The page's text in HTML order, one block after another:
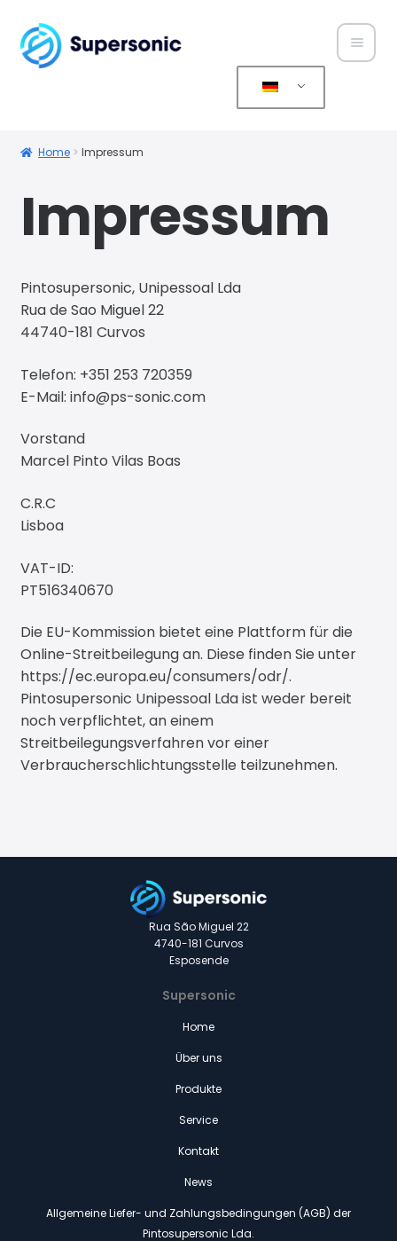
Home Impressum
Impressum
Pintosupersonic, Unipessoal Lda
Rua de Sao Miguel 22
44740-181 Curvos
Telefon: +351 253 720359
E-Mail: info@ps-sonic.com
Vorstand
Marcel Pinto Vilas Boas
C.R.C
Lisboa
VAT-ID:
PT516340670
Die EU-Kommission bietet eine Plattform für die
Online-Streitbeilegung an. Diese finden Sie unter
https://ec.europa.eu/consumers/odr/.
Pintosupersonic Unipessoal Lda ist weder bereit
noch verpflichtet, an einem
Streitbeilegungsverfahren vor einer
Verbraucherschlichtungsstelle teilzunehmen.
Rua São Miguel 22
4740-181 Curvos
Esposende
Supersonic
Home
Über uns
Produkte
Service
Kontakt
News
Allgemeine Liefer- und Zahlungsbedingungen (AGB) der
Pintosupersonic Lda.